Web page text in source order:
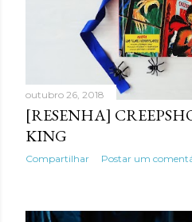
outubro 26, 2018
[RESENHA]
KING
Compartilhar Postar um